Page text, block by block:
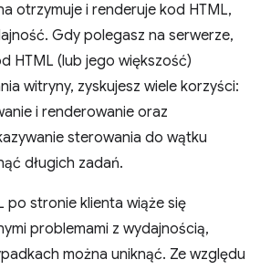
otrzymuje i renderuje kod HTML,
Gdy polegasz na serwerze,
HTML (lub jego większość)
witryny, zyskujesz wiele korzyści:
i renderowanie oraz
sterowania do wątku
długich zadań.
po stronie klienta wiąże się
problemami z wydajnością,
można uniknąć. Ze względu